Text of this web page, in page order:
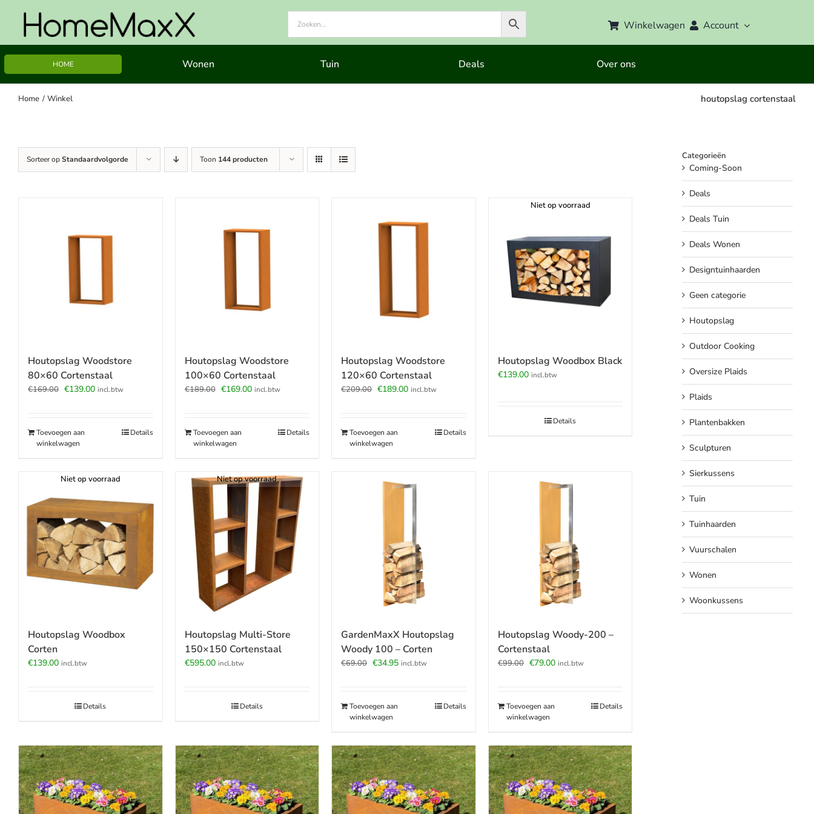
Winkelwagen Account
HOME Wonen Tuin Deals Over ons
houtopslag cortenstaal
Home Winkel
Sorteer opStandaardvolgorde Toon 144 producten
Houtopslag Woodstore
80×60 Cortenstaal
€169.00 Oorspronkelijke
€139.00Huidige
€139.00.
incl.btw
Toevoegen aan
winkelwagen
Details
Houtopslag Woodstore
100×60 Cortenstaal
€189.00 Oorspronkelijke
€169.00Huidige
€169.00.
incl.btw
Toevoegen aan
winkelwagen
Details
Houtopslag Woodstore
120×60 Cortenstaal
€209.00 Oorspronkelijke
€189.00Huidige
€189.00.
incl.btw
Toevoegen aan
winkelwagen
Details
Niet op voorraad
Houtopslag Woodbox Black
€139.00 incl.btw
Details
Niet op voorraad
Houtopslag Woodbox
Corten
€139.00 incl.btw
Details
Niet op voorraad
Houtopslag Multi-Store
150×150 Cortenstaal
€595.00 incl.btw
Details
GardenMaxX Houtopslag
Woody 100 – Corten
€69.00 Oorspronkelijke
€34.95Huidige
incl.btw
Toevoegen aan
winkelwagen
Details
Houtopslag Woody-200 –
Cortenstaal
€99.00 Oorspronkelijke
€79.00Huidige
incl.btw
Toevoegen aan
winkelwagen
Details
Categorieën
Coming-Soon
Deals
Deals Tuin
Deals Wonen
Designtuinhaarden
Geen categorie
Houtopslag
Outdoor Cooking
Oversize Plaids
Plaids
Plantenbakken
Sculpturen
Sierkussens
Tuin
Tuinhaarden
Vuurschalen
Wonen
Woonkussens